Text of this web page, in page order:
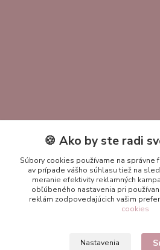
+421 951 411 400
ekokrasomila@gmail.com
🍪 Ako by ste radi
Súbory cookies používame na správne
av prípade vášho súhlasu tiež na
meranie efektivity reklamných
obľúbeného nastavenia pri
reklám zodpovedajúcich vašim
cookies
Nastavenia